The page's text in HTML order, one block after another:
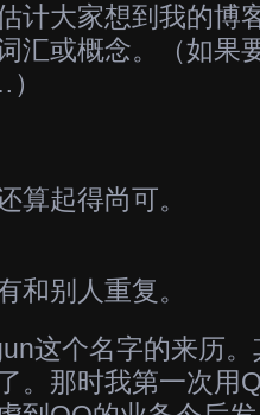
大家想到我的博
汇或概念。（如果
算起得尚可。
和别人重复。
这个名字的来历
。那时我第一次用